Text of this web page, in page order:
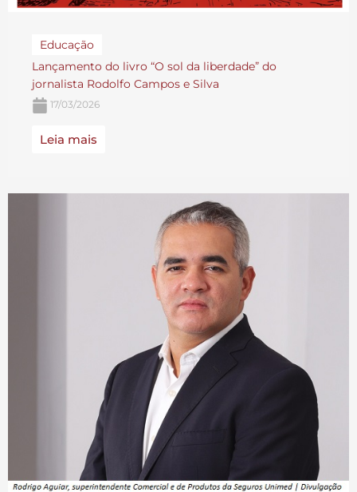
Educação
Lançamento do livro “O sol da liberdade” do
jornalista Rodolfo Campos e Silva
17/03/2026
Leia mais